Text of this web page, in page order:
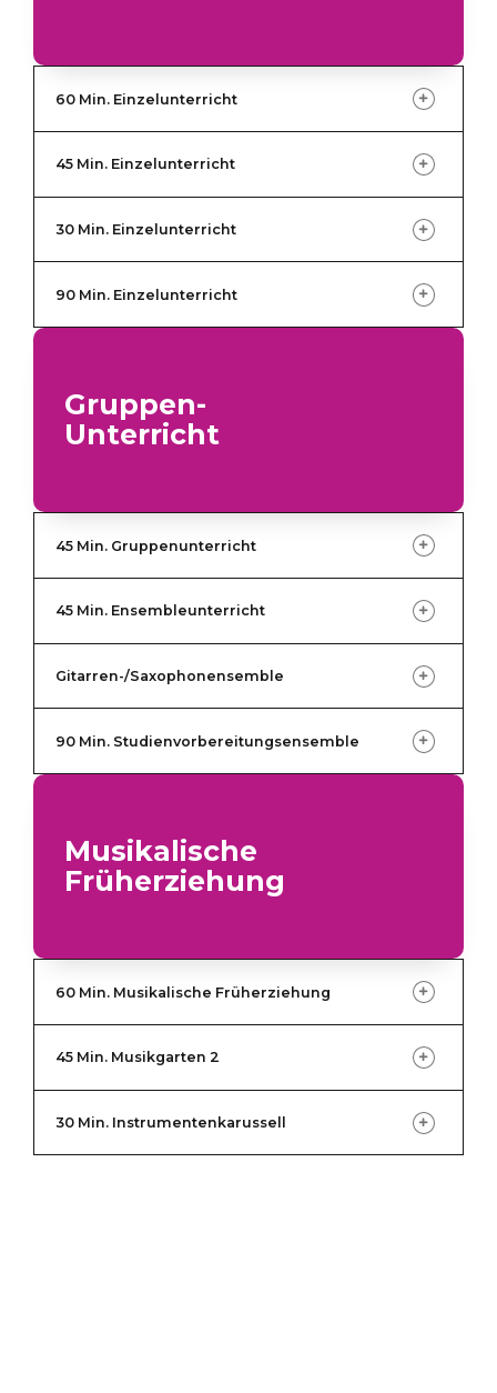
60 Min. Einzelunterricht
45 Min. Einzelunterricht
30 Min. Einzelunterricht
90 Min. Einzelunterricht
Gruppen-
Unterricht
45 Min. Gruppenunterricht
45 Min. Ensembleunterricht
Gitarren-/Saxophonensemble
60 Min:
90 Min. Studienvorbereitungsensemble
Musikalische
Früherziehung
60 Min. Musikalische Früherziehung
45 Min. Musikgarten 2
30 Min. Instrumentenkarussell